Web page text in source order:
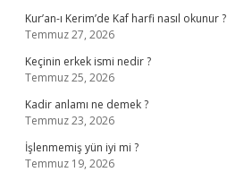
Kur’an-ı Kerim’de Kaf harfi nasıl okunur ?
Temmuz 27, 2026
Keçinin erkek ismi nedir ?
Temmuz 25, 2026
Kadir anlamı ne demek ?
Temmuz 23, 2026
İşlenmemiş yün iyi mi ?
Temmuz 19, 2026